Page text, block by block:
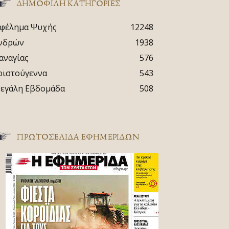
ΔΗΜΟΦΙΛΗ ΚΑΤΗΓΟΡΙΕΣ
Ψυχής
12248
1938
576
543
Εβδομάδα
508
ΠΡΩΤΟΣΈΛΙΔΑ ΕΦΗΜΕΡΊΔΩΝ